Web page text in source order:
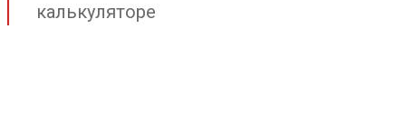
калькуляторе